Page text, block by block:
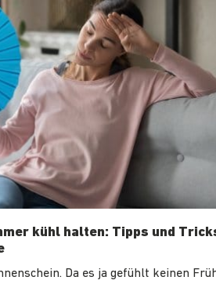
kühl halten: Tipps und
Da es ja gefühlt keinen